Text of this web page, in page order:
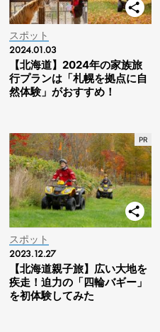
スポット
2024.01.03
【北海道】2024年の家族旅
行プランは「札幌を拠点に自
然体験」がおすすめ！
スポット
2023.12.27
【北海道親子旅】広い大地を
疾走！迫力の「四輪バギー」
を初体験してみた